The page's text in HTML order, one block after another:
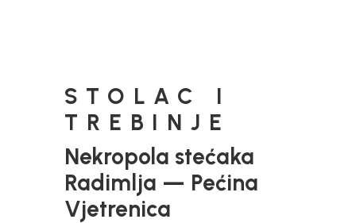
STOLAC I
TREBINJE
Nekropola stećaka
Radimlja — Pećina
Vjetrenica